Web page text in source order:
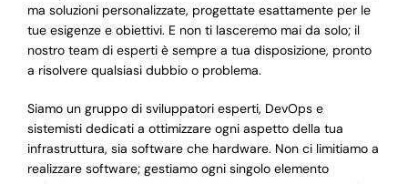
ma soluzioni personalizzate, progettate esattamente per le
tue esigenze e obiettivi. E non ti lasceremo mai da solo; il
nostro team di esperti è sempre a tua disposizione, pronto
a risolvere qualsiasi dubbio o problema.
Siamo un gruppo di sviluppatori esperti, DevOps e
sistemisti dedicati a ottimizzare ogni aspetto della tua
infrastruttura, sia software che hardware. Non ci limitiamo a
realizzare software; gestiamo ogni singolo elemento